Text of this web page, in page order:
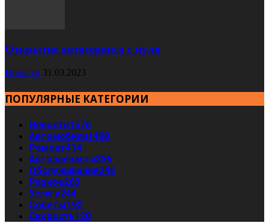
Открытие автосервиса с нуля
Новости 31.03.2023
ПОПУЛЯРНЫЕ КАТЕГОРИИ
Новости1576
Автомобили1498
Ремонт414
Автозапчасти356
Обслуживание346
Разное263
Услуги244
Советы192
Скорость128